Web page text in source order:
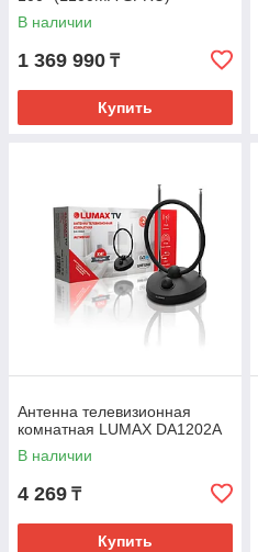
В наличии
1 369 990 ₸
Купить
Антенна телевизионная
комнатная LUMAX DA1202A
В наличии
4 269 ₸
Купить